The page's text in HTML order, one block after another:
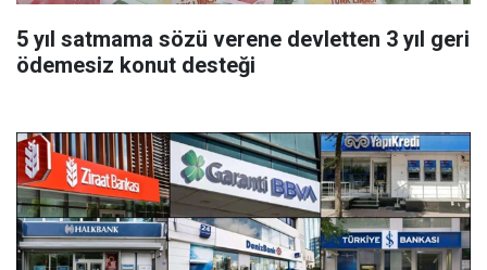
5 yıl satmama sözü verene devletten 3 yıl geri
ödemesiz konut desteği